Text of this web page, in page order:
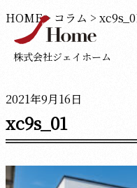
株式会社ジェイホーム
HOME> コラム >
2021年9月16日
xc9s_01